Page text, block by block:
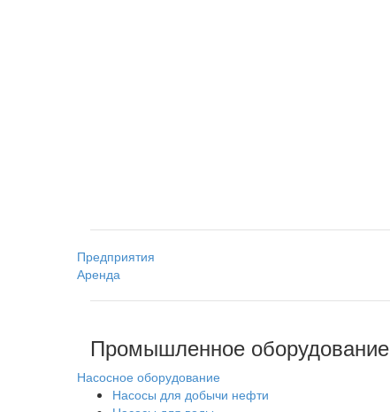
Предприятия
Аренда
Промышленное оборудование
Насосное оборудование
Насосы для добычи нефти